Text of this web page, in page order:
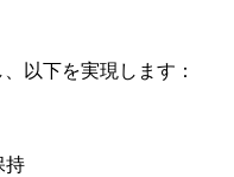
以下を実現します：
持